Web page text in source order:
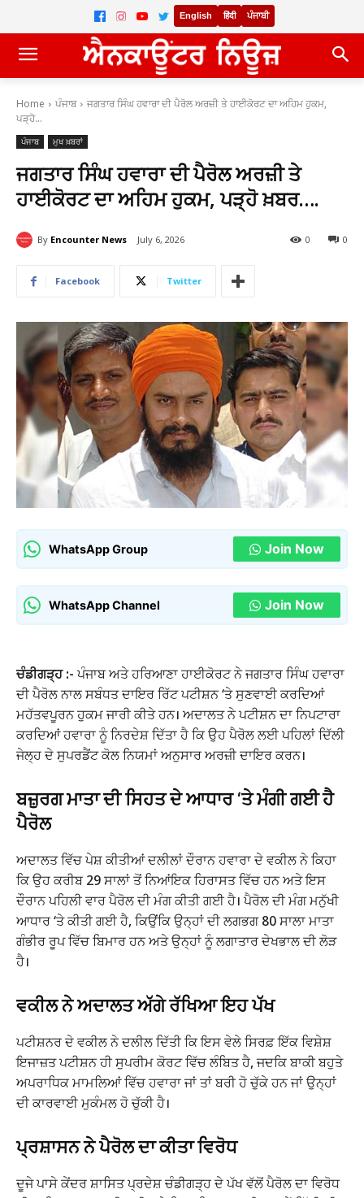
English हिंदी ਪੰਜਾਬੀ
Home ਪੰਜਾਬ
ਜਗਤਾਰ ਸਿੰਘ ਹਵਾਰਾ ਦੀ ਪੈਰੋਲ ਅਰਜ਼ੀ ਤੇ ਹਾਈਕੋਰਟ ਦਾ ਅਹਿਮ ਹੁਕਮ,
ਪੜ੍ਹੋ...
ਪੰਜਾਬ ਮੁਖ ਖ਼ਬਰਾਂ
ਜਗਤਾਰ ਸਿੰਘ ਹਵਾਰਾ ਦੀ ਪੈਰੋਲ ਅਰਜ਼ੀ ਤੇ
ਹਾਈਕੋਰਟ ਦਾ ਅਹਿਮ ਹੁਕਮ, ਪੜ੍ਹੋ ਖ਼ਬਰ….
By Encounter News July 6, 2026 0
0
Facebook Twitter
WhatsApp Group Join Now
WhatsApp Channel Join Now
ਚੰਡੀਗੜ੍ਹ :-ਪੰਜਾਬ ਅਤੇ ਹਰਿਆਣਾ ਹਾਈਕੋਰਟ ਨੇ ਜਗਤਾਰ ਸਿੰਘ ਹਵਾਰਾ
ਦੀ ਪੈਰੋਲ ਨਾਲ ਸਬੰਧਤ ਦਾਇਰ ਰਿੱਟ ਪਟੀਸ਼ਨ ‘ਤੇ ਸੁਣਵਾਈ ਕਰਦਿਆਂ
ਮਹੱਤਵਪੂਰਨ ਹੁਕਮ ਜਾਰੀ ਕੀਤੇ ਹਨ। ਅਦਾਲਤ ਨੇ ਪਟੀਸ਼ਨ ਦਾ ਨਿਪਟਾਰਾ
ਕਰਦਿਆਂ ਹਵਾਰਾ ਨੂੰ ਨਿਰਦੇਸ਼ ਦਿੱਤਾ ਹੈ ਕਿ ਉਹ ਪੈਰੋਲ ਲਈ ਪਹਿਲਾਂ ਦਿੱਲੀ
ਜੇਲ੍ਹ ਦੇ ਸੁਪਰਡੈਂਟ ਕੋਲ ਨਿਯਮਾਂ ਅਨੁਸਾਰ ਅਰਜ਼ੀ ਦਾਇਰ ਕਰਨ।
ਬਜ਼ੁਰਗ ਮਾਤਾ ਦੀ ਸਿਹਤ ਦੇ ਆਧਾਰ ‘ਤੇ ਮੰਗੀ ਗਈ ਹੈ
ਪੈਰੋਲ
ਅਦਾਲਤ ਵਿੱਚ ਪੇਸ਼ ਕੀਤੀਆਂ ਦਲੀਲਾਂ ਦੌਰਾਨ ਹਵਾਰਾ ਦੇ ਵਕੀਲ ਨੇ ਕਿਹਾ
ਕਿ ਉਹ ਕਰੀਬ 29 ਸਾਲਾਂ ਤੋਂ ਨਿਆਂਇਕ ਹਿਰਾਸਤ ਵਿੱਚ ਹਨ ਅਤੇ ਇਸ
ਦੌਰਾਨ ਪਹਿਲੀ ਵਾਰ ਪੈਰੋਲ ਦੀ ਮੰਗ ਕੀਤੀ ਗਈ ਹੈ। ਪੈਰੋਲ ਦੀ ਮੰਗ ਮਨੁੱਖੀ
ਆਧਾਰ ‘ਤੇ ਕੀਤੀ ਗਈ ਹੈ, ਕਿਉਂਕਿ ਉਨ੍ਹਾਂ ਦੀ ਲਗਭਗ 80 ਸਾਲਾ ਮਾਤਾ
ਗੰਭੀਰ ਰੂਪ ਵਿੱਚ ਬਿਮਾਰ ਹਨ ਅਤੇ ਉਨ੍ਹਾਂ ਨੂੰ ਲਗਾਤਾਰ ਦੇਖਭਾਲ ਦੀ ਲੋੜ
ਹੈ।
ਵਕੀਲ ਨੇ ਅਦਾਲਤ ਅੱਗੇ ਰੱਖਿਆ ਇਹ ਪੱਖ
ਪਟੀਸ਼ਨਰ ਦੇ ਵਕੀਲ ਨੇ ਦਲੀਲ ਦਿੱਤੀ ਕਿ ਇਸ ਵੇਲੇ ਸਿਰਫ਼ ਇੱਕ ਵਿਸ਼ੇਸ਼
ਇਜਾਜ਼ਤ ਪਟੀਸ਼ਨ ਹੀ ਸੁਪਰੀਮ ਕੋਰਟ ਵਿੱਚ ਲੰਬਿਤ ਹੈ, ਜਦਕਿ ਬਾਕੀ ਬਹੁਤੇ
ਅਪਰਾਧਿਕ ਮਾਮਲਿਆਂ ਵਿੱਚ ਹਵਾਰਾ ਜਾਂ ਤਾਂ ਬਰੀ ਹੋ ਚੁੱਕੇ ਹਨ ਜਾਂ ਉਨ੍ਹਾਂ
ਦੀ ਕਾਰਵਾਈ ਮੁਕੰਮਲ ਹੋ ਚੁੱਕੀ ਹੈ।
ਪ੍ਰਸ਼ਾਸਨ ਨੇ ਪੈਰੋਲ ਦਾ ਕੀਤਾ ਵਿਰੋਧ
ਦੂਜੇ ਪਾਸੇ ਕੇਂਦਰ ਸ਼ਾਸਿਤ ਪ੍ਰਦੇਸ਼ ਚੰਡੀਗੜ੍ਹ ਦੇ ਪੱਖ ਵੱਲੋਂ ਪੈਰੋਲ ਦਾ ਵਿਰੋਧ